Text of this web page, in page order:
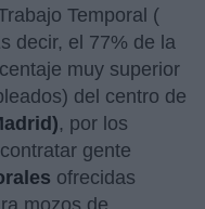
Temporal (
decir, el 77% de la
muy superior
del centro de
, por los
gente
ofrecidas
mozos de